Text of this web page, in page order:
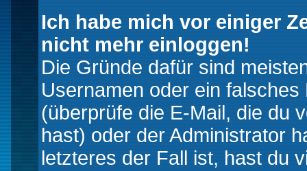
Ich habe mich vor einiger
nicht mehr einloggen!
Die Gründe dafür sind
Usernamen oder ein
(überprüfe die E-Mail, die du
hast) oder der Administrator
letzteres der Fall ist, hast du